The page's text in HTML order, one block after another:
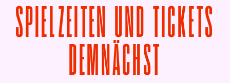
SPIELZEITEN UND TICKETS
DEMNÄCHST